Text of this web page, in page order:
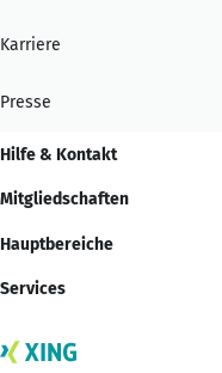
Karriere
Presse
Hilfe & Kontakt
Mitgliedschaften
Hauptbereiche
Services